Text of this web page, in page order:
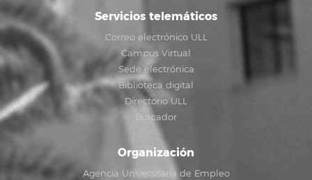
Servicios telemáticos
Correo electrónico ULL
Campus Virtual
Sede electrónica
Biblioteca digital
Directorio ULL
Buscador
Organización
Agencia Universitaria de Empleo